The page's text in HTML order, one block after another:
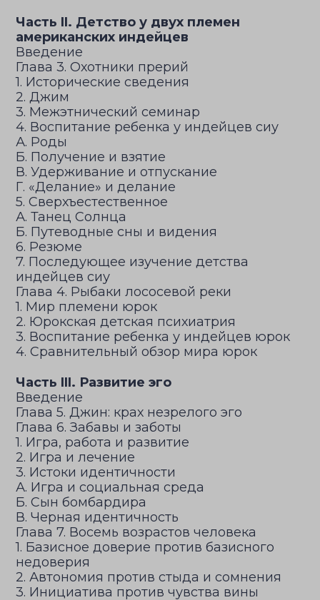
Часть II. Детство у двух племен
американских индейцев
Введение
Глава 3. Охотники прерий
1. Исторические сведения
2. Джим
3. Межэтнический семинар
4. Воспитание ребенка у индейцев сиу
А. Роды
Б. Получение и взятие
В. Удерживание и отпускание
Г. «Делание» и делание
5. Сверхъестественное
А. Танец Солнца
Б. Путеводные сны и видения
6. Резюме
7. Последующее изучение детства
индейцев сиу
Глава 4. Рыбаки лососевой реки
1. Мир племени юрок
2. Юрокская детская психиатрия
3. Воспитание ребенка у индейцев юрок
4. Сравнительный обзор мира юрок
Часть III. Развитие эго
Введение
Глава 5. Джин: крах незрелого эго
Глава 6. Забавы и заботы
1. Игра, работа и развитие
2. Игра и лечение
3. Истоки идентичности
А. Игра и социальная среда
Б. Сын бомбардира
В. Черная идентичность
Глава 7. Восемь возрастов человека
1. Базисное доверие против базисного
недоверия
2. Автономия против стыда и сомнения
3. Инициатива против чувства вины